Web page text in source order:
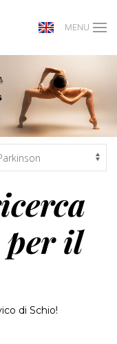
MENU
per il
di Schio!